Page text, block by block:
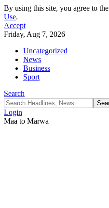
By using this site, you agree to the
Use.
Accept
Friday, Aug 7, 2026
Uncategorized
News
Business
Sport
Search
Login
Maa to Marwa